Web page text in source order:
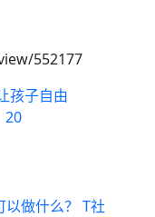
552177
孩子自由
20
做什么？ T社